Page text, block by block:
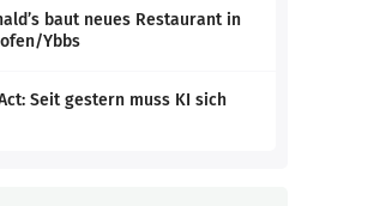
baut neues Restaurant in
Ybbs
Seit gestern muss KI sich